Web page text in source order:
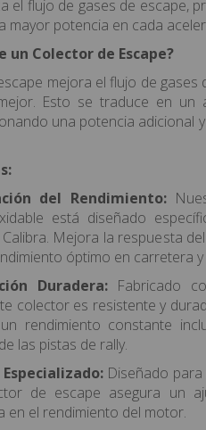
el flujo de gases de escape,
mayor potencia en cada
un Colector de Escape?
mejora el flujo de gases
Esto se traduce en un
una potencia adicional
del Rendimiento:
está diseñado
Calibra. Mejora la respuesta
óptimo en carretera y
Duradera:Fabricado
colector es resistente y
rendimiento constante
las pistas de rally.
Diseñado para
de escape asegura un
en el rendimiento del motor.